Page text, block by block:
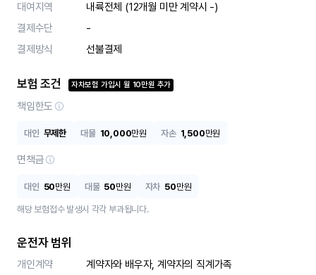
대여지역
내륙전체 (12개월 미만 계약시 -)
결제수단
-
결제방식
선불결제
보험 조건 자차보험 가입시월 10만원 추가
책임한도
대인 무제한 대물 10,000만원 자손 1,500만원
면책금
대인 50만원 대물 50만원 자차 50만원
해당 보험접수 발생시 각각 부과됩니다.
운전자 범위
개인계약
계약자와 배우자, 계약자의 직계가족